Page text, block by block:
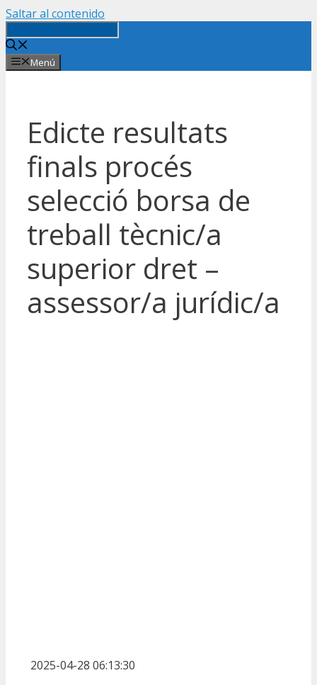
Saltar al contenido
Menú
Edicte resultats
finals procés
selecció borsa de
treball tècnic/a
superior dret –
assessor/a jurídic/a
2025-04-28 06:13:30